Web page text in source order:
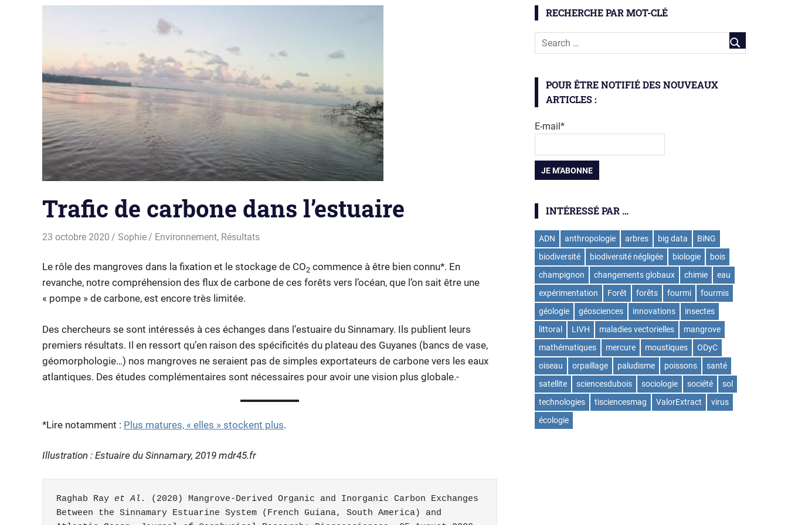
Trafic de carbone dans l’estuaire
23 octobre 2020 Sophie Environnement, Résultats
Le rôle des mangroves dans la fixation et le stockage de CO2 commence à être bien connu*. En
revanche, notre compréhension des flux de carbone de ces forêts vers l’océan, que l’on sait être une
« pompe » de carbone, est encore très limitée.
Des chercheurs se sont intéressés à ces échanges dans l’estuaire du Sinnamary. Ils publient leurs
premiers résultats. Il en ressort qu’en raison des spécificités du plateau des Guyanes (bancs de vase,
géomorphologie…) nos mangroves ne seraient pas de simples exportateurs de carbone vers les eaux
atlantiques. Des études complémentaires sont nécessaires pour avoir une vision plus globale.-
*Lire notamment : Plus matures, « elles » stockent plus.
Illustration : Estuaire du Sinnamary, 2019 mdr45.fr
Raghab Ray et Al.
(2020) Mangrove‐Derived Organic and Inorganic Carbon Exchanges
Between the Sinnamary Estuarine System (French Guiana, South America) and
RECHERCHE PAR MOT-CLÉ
POUR ÊTRE NOTIFIÉ DES NOUVEAUX
ARTICLES :
E-mail*
INTÉRESSÉ PAR …
ADN anthropologie arbres big data
BiNG
biodiversité
biodiversité négligée biologie
bois
champignon
changements globaux chimie
eau
expérimentation
Forêt forêts fourmi
fourmis
géologie
géosciences innovations
insectes
littoral
LIVH maladies vectorielles
mangrove
mathématiques
mercure moustiques
ODyC
oiseau
orpaillage paludisme poissons
santé
satellite
sciencesdubois sociologie société
sol
technologies
tisciencesmag ValorExtract
virus
écologie